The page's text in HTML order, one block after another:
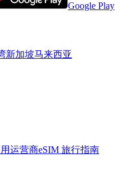
Google Play
新加坡马来西亚
运营商eSIM 旅行指南